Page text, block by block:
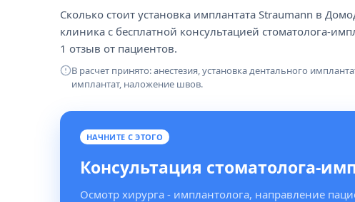
Сколько стоит установка имплантата Straumann в
клиника с бесплатной консультацией стоматолога-
1 отзыв от пациентов.
В расчет принято: анестезия, установка дентального
имплантат, наложение швов.
НАЧНИТЕ С ЭТОГО
Консультация стоматолога-
Осмотр хирурга - имплантолога, направление